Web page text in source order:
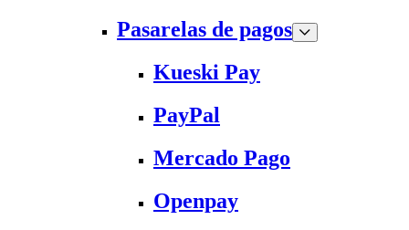
Pasarelas de pagos
Kueski Pay
PayPal
Mercado Pago
Openpay